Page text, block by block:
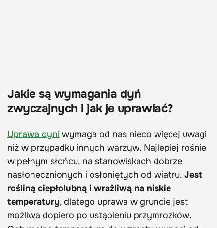
Jakie są wymagania dyń
zwyczajnych i jak je uprawiać?
Uprawa dyni wymaga od nas nieco więcej uwagi
niż w przypadku innych warzyw. Najlepiej rośnie
w pełnym słońcu, na stanowiskach dobrze
nasłonecznionych i osłoniętych od wiatru. Jest
rośliną ciepłolubną i wrażliwą na niskie
temperatury, dlatego uprawa w gruncie jest
możliwa dopiero po ustąpieniu przymrozków.